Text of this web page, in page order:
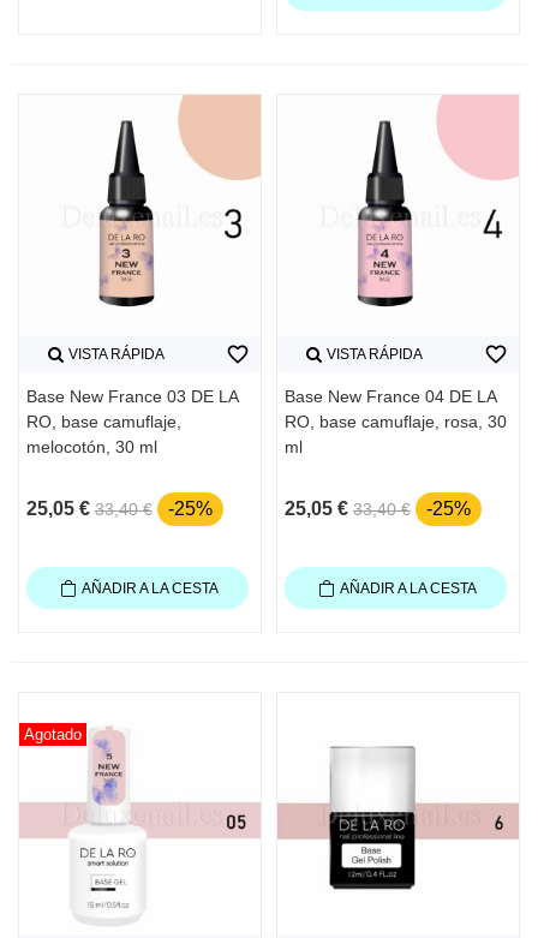
VISTA RÁPIDA
Base New France 03 DE LA
RO, base camuflaje,
melocotón, 30 ml
25,05 € 33,40 € -25%
favorite_border
AÑADIR A LA CESTA
VISTA RÁPIDA
Base New France 04 DE LA
RO, base camuflaje, rosa, 30
ml
25,05 € 33,40 € -25%
favorite_border
AÑADIR A LA CESTA
Agotado